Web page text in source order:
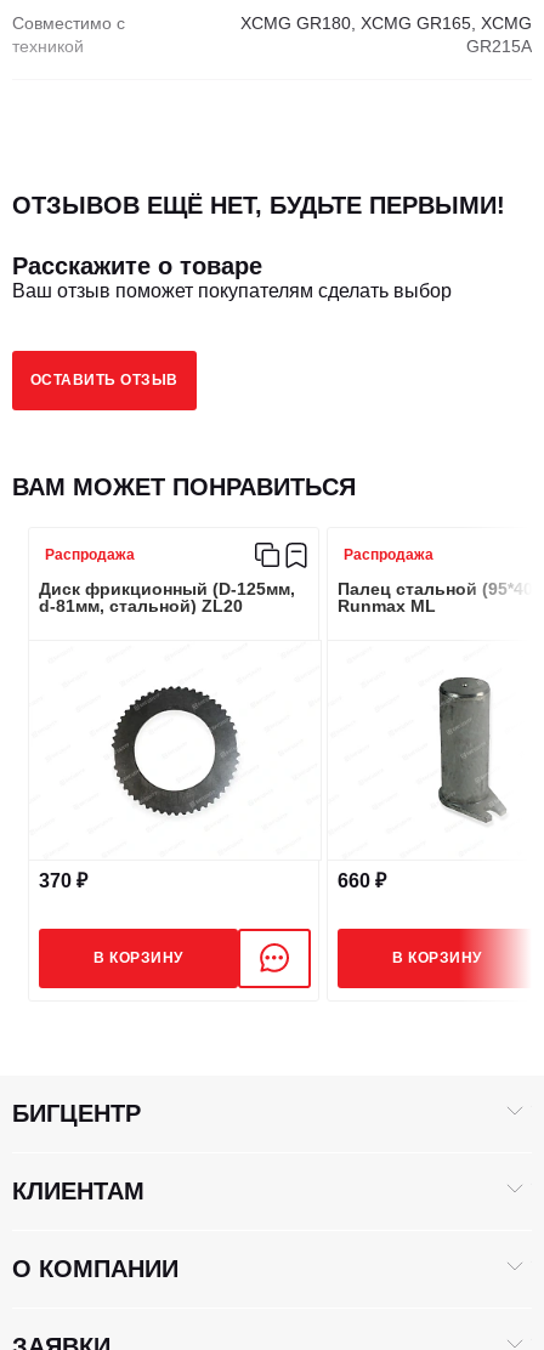
Совместимо с
техникой
XCMG GR180, XCMG GR165, XCMG
GR215A
ОТЗЫВОВ ЕЩЁ НЕТ, БУДЬТЕ ПЕРВЫМИ!
Расскажите о товаре
Ваш отзыв поможет покупателям сделать выбор
ОСТАВИТЬ ОТЗЫВ
ВАМ МОЖЕТ ПОНРАВИТЬСЯ
Распродажа
Диск фрикционный (D-125мм,
d-81мм, стальной) ZL20
370 ₽
В КОРЗИНУ
Распродажа
Палец стальной (95*40,
Runmax ML
660 ₽
В КОРЗИНУ
БИГЦЕНТР
КЛИЕНТАМ
О КОМПАНИИ